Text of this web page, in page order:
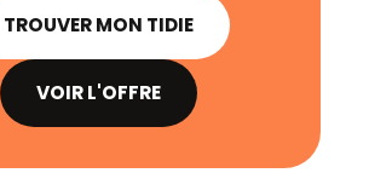
TROUVER MON TIDIE
VOIR L'OFFRE